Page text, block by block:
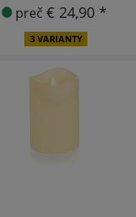
preč€ 24,90 *
3 VARIANTY